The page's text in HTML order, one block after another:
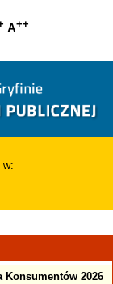
A++
w:
Konsumentów 2026